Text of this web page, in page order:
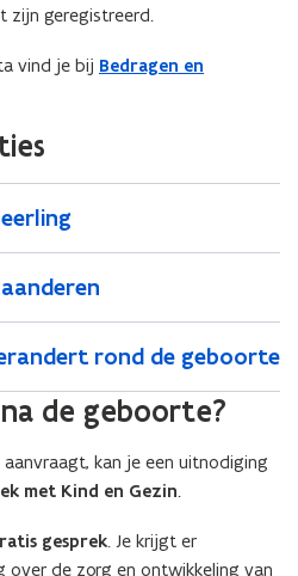
zijn geregistreerd.
vind je bij Bedragen en
rond de geboorte
de geboorte?
kan je een uitnodiging
met Kind en Gezin.
gesprek. Je krijgt er
over de zorg en ontwikkeling van